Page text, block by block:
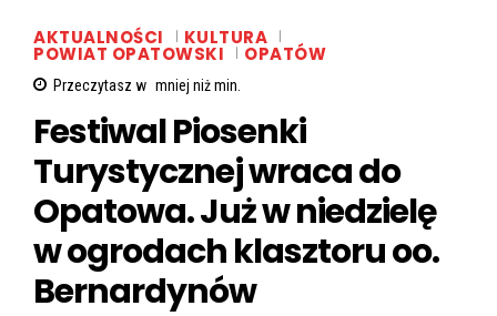
AKTUALNOŚCI KULTURA
POWIAT OPATOWSKI OPATÓW
Przeczytasz w mniej niżmin.
Festiwal Piosenki
Turystycznej wraca do
Opatowa. Już w niedzielę
w ogrodach klasztoru oo.
Bernardynów